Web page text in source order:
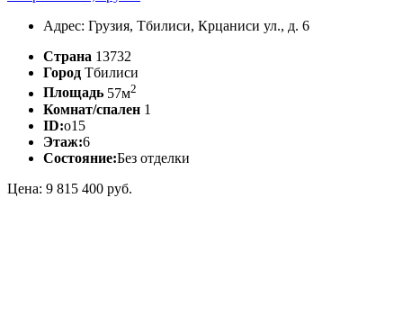
Адрес: Грузия, Тбилиси, Крцаниси ул., д. 6
Страна 13732
Город Тбилиси
Площадь 57м2
Комнат/спален 1
ID:o15
Этаж:6
Состояние:Без отделки
Цена: 9 815 400 руб.